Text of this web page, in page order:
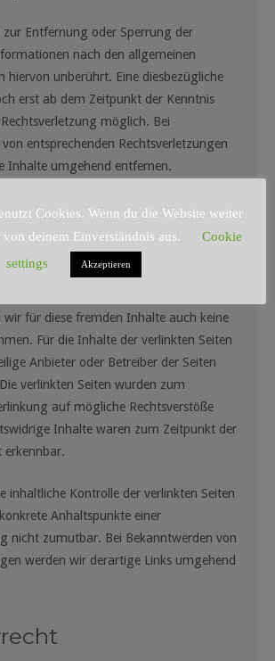
Entfernung oder Sperrung der
nach den allgemeinen
hiervon unberührt. Eine diesbezügliche
erst ab dem Zeitpunkt der Kenntnis
möglich. Bei
entsprechenden Rechtsverletzungen
Inhalte umgehend entfernen.
für Links
Links zu externen Webseiten
wir für diese fremden Inhalte auch keine
Für die Inhalte der verlinkten Seiten
Anbieter oder Betreiber der Seiten
verlinkten Seiten wurden zum
auf mögliche Rechtsverstöße
Inhalte waren zum Zeitpunkt der
erkennbar.
inhaltliche Kontrolle der verlinkten Seiten
Anhaltspunkte einer
nicht zumutbar. Bei Bekanntwerden von
werden wir derartige Links umgehend
Cookies. Wenn du die Website weiter
deinem Einverständnis aus.
Cookie
settings
Akzeptieren